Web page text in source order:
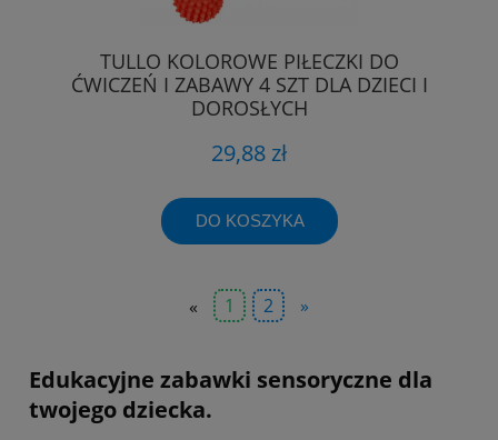
TULLO KOLOROWE PIŁECZKI DO
ĆWICZEŃ I ZABAWY 4 SZT DLA DZIECI I
DOROSŁYCH
29,88 zł
DO KOSZYKA
« 1 2 »
Edukacyjne zabawki sensoryczne dla
twojego dziecka.